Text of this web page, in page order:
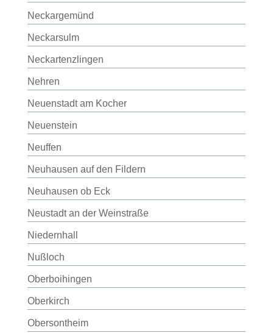
Neckargemünd
Neckarsulm
Neckartenzlingen
Nehren
Neuenstadt am Kocher
Neuenstein
Neuffen
Neuhausen auf den Fildern
Neuhausen ob Eck
Neustadt an der Weinstraße
Niedernhall
Nußloch
Oberboihingen
Oberkirch
Obersontheim